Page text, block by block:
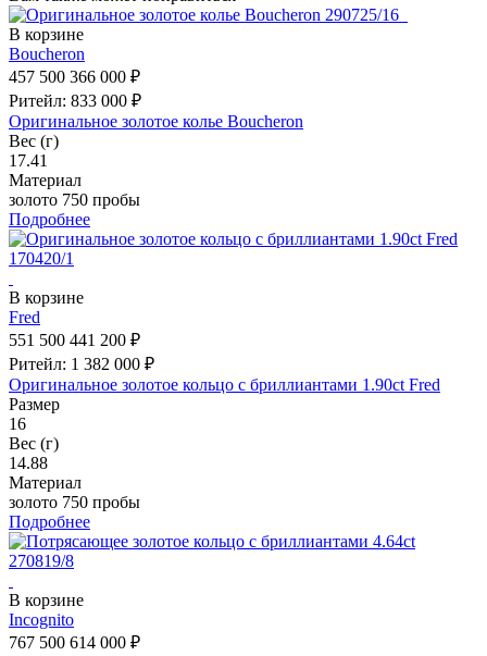
В корзине
Boucheron
457 500 366 000 ₽
Ритейл: 833 000 ₽
Оригинальное золотое колье Boucheron
Вес (г)
17.41
Материал
золото 750 пробы
Подробнее
В корзине
Fred
551 500 441 200 ₽
Ритейл: 1 382 000 ₽
Оригинальное золотое кольцо с бриллиантами 1.90ct Fred
Размер
16
Вес (г)
14.88
Материал
золото 750 пробы
Подробнее
В корзине
Incognito
767 500 614 000 ₽